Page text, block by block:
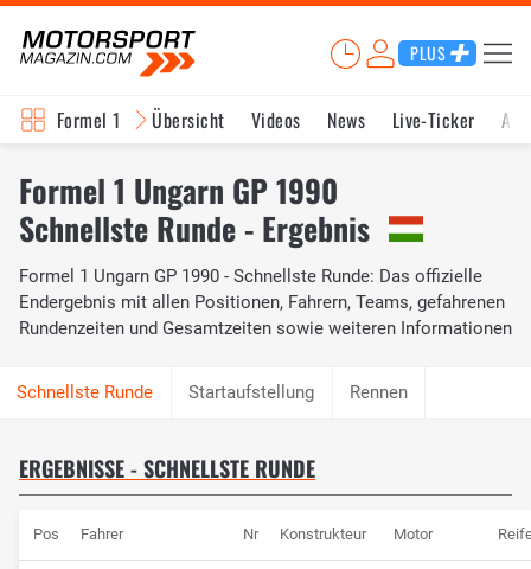
PLUS
Formel 1 Übersicht Videos News Live-Ticker
Formel 1 Ungarn GP 1990
Schnellste Runde - Ergebnis
Formel 1 Ungarn GP 1990 - Schnellste Runde: Das offizielle
Endergebnis mit allen Positionen, Fahrern, Teams, gefahrenen
Rundenzeiten und Gesamtzeiten sowie weiteren Informationen
Startaufstellung Rennen
ERGEBNISSE - SCHNELLSTE RUNDE
Pos Fahrer Nr Konstrukteur Motor